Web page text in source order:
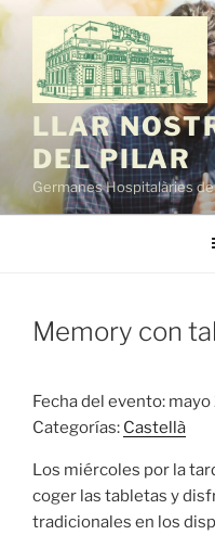
Saltar
contenido
LLAR
DEL PILAR
Germanes Hospitalàries
Memory con
Fecha del evento:
Categorías: Castellà
Los miércoles por la
coger las tabletas y
tradicionales en los